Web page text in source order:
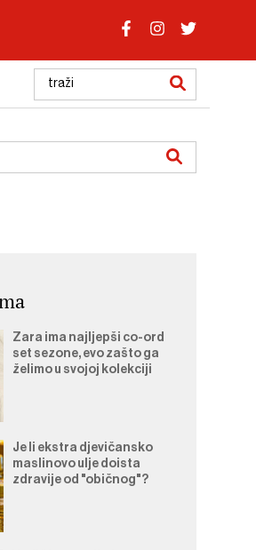
Zara ima najljepši co-ord
set sezone, evo zašto ga
želimo u svojoj kolekciji
Je li ekstra djevičansko
maslinovo ulje doista
zdravije od "običnog"?